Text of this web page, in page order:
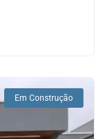
Em Construção